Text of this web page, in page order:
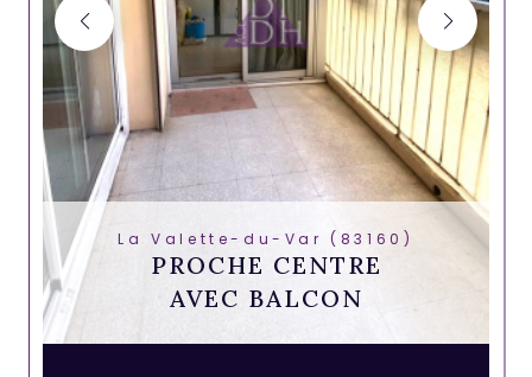
La Valette-du-Var (83160)
PROCHE CENTRE
AVEC BALCON